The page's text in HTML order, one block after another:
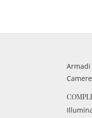
Armadi